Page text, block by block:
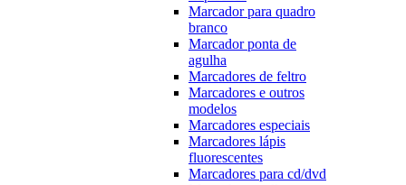
Marcador para quadro
branco
Marcador ponta de
agulha
Marcadores de feltro
Marcadores e outros
modelos
Marcadores especiais
Marcadores lápis
fluorescentes
Marcadores para cd/dvd